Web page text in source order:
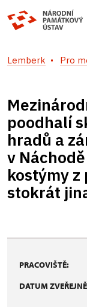
Lemberk Pro
poodhalí
hradů a
v
kostýmy z
stokrát
PRACOVIŠTĚ:
DATUM